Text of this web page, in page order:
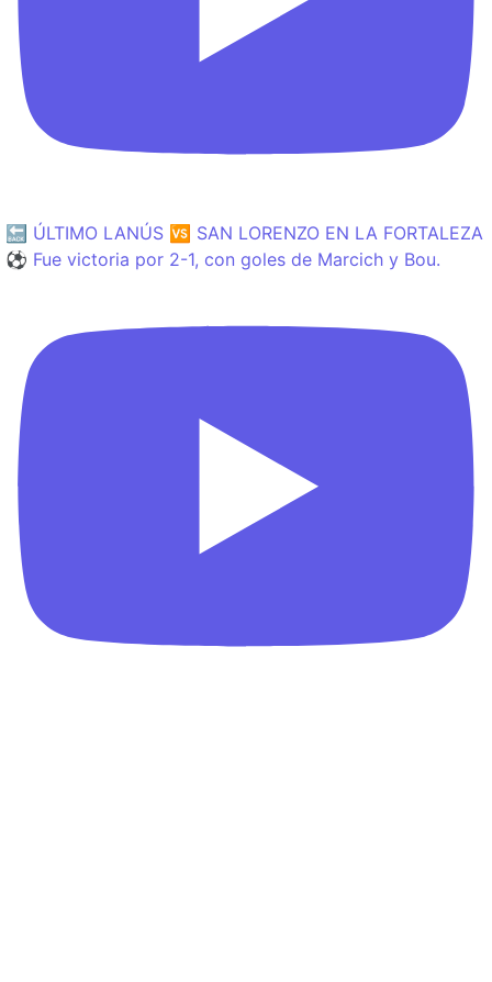
🔙 ÚLTIMO LANÚS 🆚 SAN LORENZO EN LA FORTALEZA
⚽️ Fue victoria por 2-1, con goles de Marcich y Bou.